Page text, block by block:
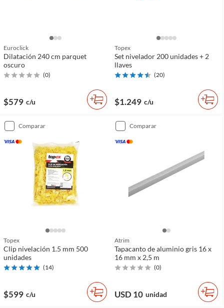
Euroclick
Dilatación 240 cm parquet
oscuro
(0)
$579 c/u
Topex
Set nivelador 200 unidades + 2
llaves
(20)
$1.249 c/u
comparar
Topex
Clip nivelación 1.5 mm 500
unidades
(14)
$599 c/u
comparar
Atrim
Tapacanto de aluminio gris 16 x
16 mm x 2,5 m
(0)
USD 10 unidad